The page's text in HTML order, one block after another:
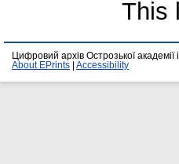
This
Цифровий архів Острозької
About EPrints
Accessibility